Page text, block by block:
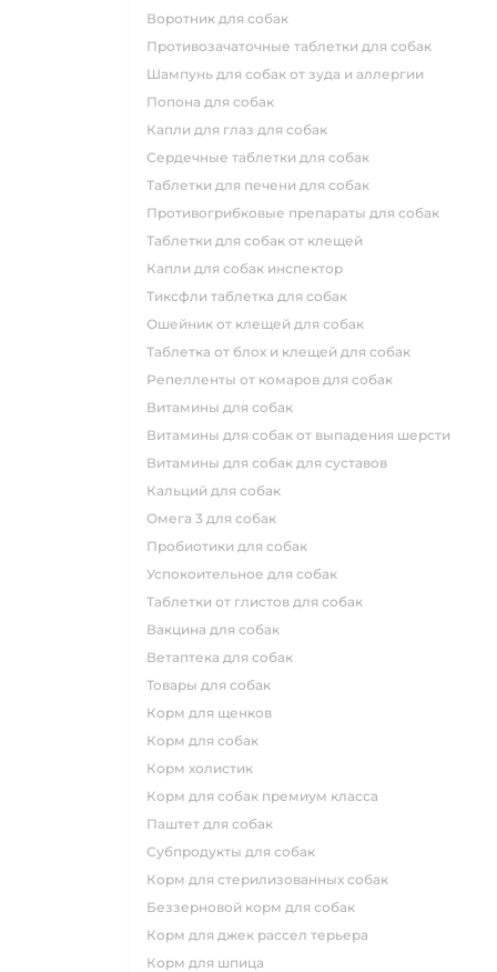
воротник для собак
противозачаточные таблетки для собак
шампунь для собак от зуда и аллергии
попона для собак
капли для глаз для собак
сердечные таблетки для собак
таблетки для печени для собак
противогрибковые препараты для собак
таблетки для собак от клещей
капли для собак инспектор
тиксфли таблетка для собак
ошейник от клещей для собак
таблетка от блох и клещей для собак
репелленты от комаров для собак
витамины для собак
витамины для собак от выпадения шерсти
витамины для собак для суставов
кальций для собак
омега 3 для собак
пробиотики для собак
успокоительное для собак
таблетки от глистов для собак
вакцина для собак
ветаптека для собак
товары для собак
корм для щенков
корм для собак
корм холистик
корм для собак премиум класса
паштет для собак
субпродукты для собак
корм для стерилизованных собак
беззерновой корм для собак
корм для джек рассел терьера
корм для шпица